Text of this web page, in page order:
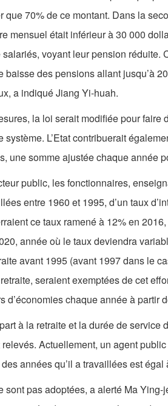
que 70% de ce montant. Dans la
mensuel était inférieur à 30 000
voyant leur pension réduite.
baisse des pensions allant jusqu’à
a indiqué Jiang Yi-huah.
la loi serait modifiée pour faire
système. L’Etat contribuerait
une somme ajustée chaque année
public, les fonctionnaires,
entre 1960 et 1995, d’un taux
ce taux ramené à 12% en
année où le taux deviendra
avant 1995 (avant 1997 dans le
seraient exemptées de cet
d’économies chaque année à partir
à la retraite et la durée de
Actuellement, un agent
années qu’il a travaillées est
sont pas adoptées, a alerté Ma